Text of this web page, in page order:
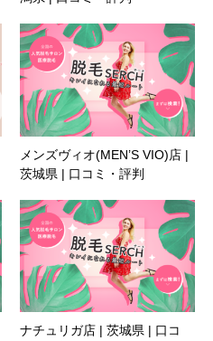
メンズヴィオ(MEN’S VIO)店 |
茨城県 | 口コミ・評判
ナチュリガ店 | 茨城県 | 口コ